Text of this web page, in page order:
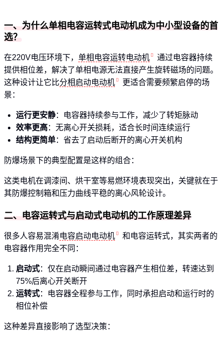
一、为什么单相电容运转式电动机成为中小型设备的首
选？
在220V电压环境下， 单相电容运转电动机
通过电容器持续
提供相位差，解决了单相电源无法直接产生旋转磁场的问题。
这种设计让它比分相启动电动机
更适合需要频繁启停的场
景：
运行更安静：电容器持续参与工作，减少了转矩脉动
效率更高：无离心开关损耗，适合长时间连续运行
结构更简单：省去了启动后断开的离心开关机构
防爆场景下的典型配置是这样的组合：
这类电机在调漆间、烘干室等易燃环境表现突出，关键就在于
其防爆控制箱和压力曲线平稳的离心风轮设计。
二、电容运转式与启动式电动机的工作原理差异
很多人容易混淆电容启动电动机
和电容运转式，其实两者的
电容器作用完全不同：
启动式：仅在启动瞬间通过电容器产生相位差，转速达到
75%后离心开关断开
运转式：电容器全程参与工作，同时承担启动和运行时的
相位补偿
这种差异直接影响了选型决策：